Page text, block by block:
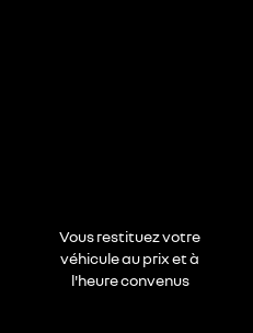
Vous restituez votre
véhicule au prix et à
l'heure convenus